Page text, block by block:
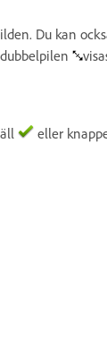
Du kan
eller